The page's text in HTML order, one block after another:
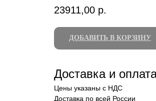
23911,00 р.
ДОБАВИТЬ В КОРЗИНУ
Доставка и
Цены указаны с НДС
Доставка по всей России